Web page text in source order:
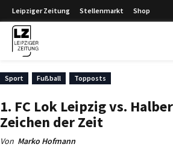
Leipziger Zeitung Stellenmarkt Shop
Sport Fußball Topposts
1. FC Lok Leipzig vs.
Zeichen der Zeit
Von Marko Hofmann